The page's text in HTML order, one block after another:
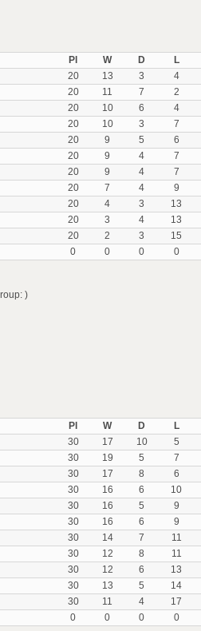
Pl W D L
20 13 3 4
20 11 7 2
20 10 6 4
20 10 3 7
20 9 5 6
20 9 4 7
20 9 4 7
20 7 4 9
20 4 3 13
20 3 4 13
20 2 3 15
0 0 0 0
)
Pl W D L
30 17 10 5
30 19 5 7
30 17 8 6
30 16 6 10
30 16 5 9
30 16 6 9
30 14 7 11
30 12 8 11
30 12 6 13
30 13 5 14
30 11 4 17
0 0 0 0